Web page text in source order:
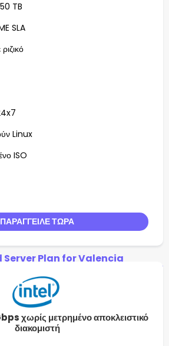
TB
SLA
Linux
ISO
ΠΑΡΆΓΓΕΙΛΕ ΤΏΡΑ
Server Plan for Valencia
χωρίς μετρημένο αποκλειστικό
διακομιστή